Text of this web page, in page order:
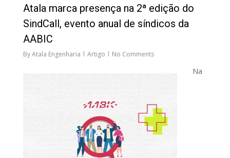
Atala marca presença na 2ª edição do
SindCall, evento anual de síndicos da
AABIC
ByAtala Engenharia Artigo No Comments
Na